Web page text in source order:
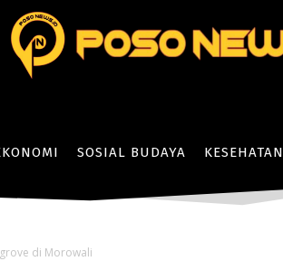
SOSIAL BUDAYA KESEHATAN
di Morowali